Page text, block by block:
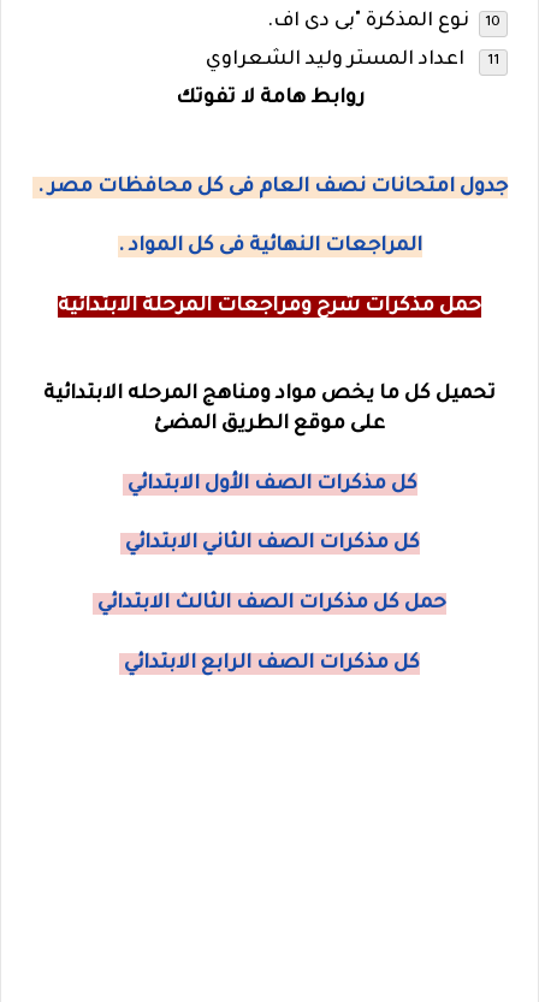
نوع المذكرة "بى دى اف.
اعداد المستر وليد الشعراوي
روابط هامة لا تفوتك
جدول امتحانات نصف العام فى كل محافظات مصر .
المراجعات النهائية فى كل المواد .
حمل مذكرات شرح ومراجعات المرحلة الابتدائية
تحميل كل ما يخص مواد ومناهج المرحله الابتدائية
على موقع الطريق المضئ
كل مذكرات الصف الأول الابتدائي
كل مذكرات الصف الثاني الابتدائي
حمل كل مذكرات الصف الثالث الابتدائي
كل مذكرات الصف الرابع الابتدائي